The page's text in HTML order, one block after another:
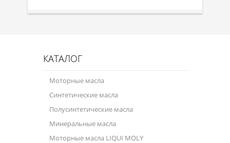
КАТАЛОГ
Моторные масла
Синтетические масла
Полусинтетические масла
Минеральные масла
Моторные масла LIQUI MOLY